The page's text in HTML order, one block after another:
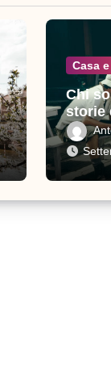
Casa
Chi
storie